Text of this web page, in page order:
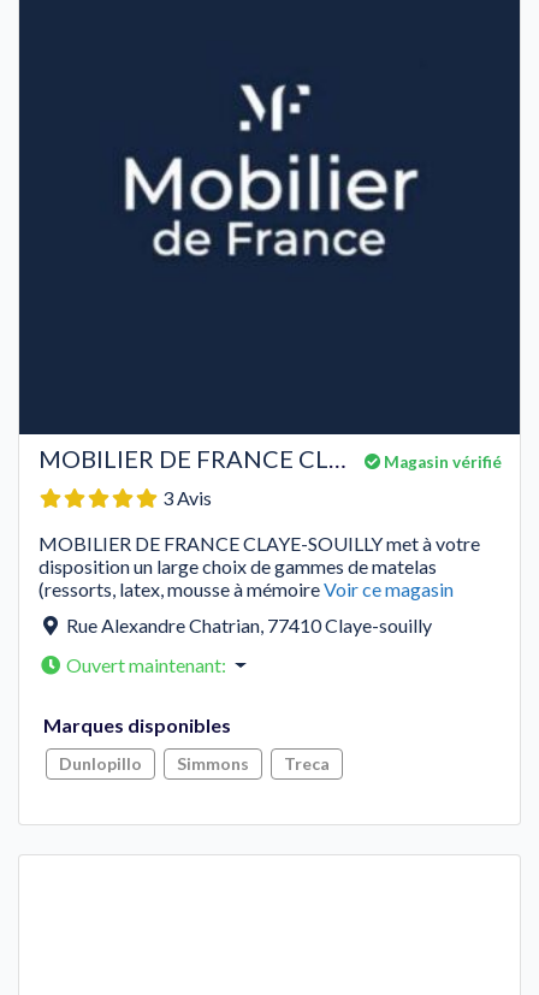
Magasin vérifié
MOBILIER DE FRANCE CLAYE-SOUILLY
3 Avis
MOBILIER DE FRANCE CLAYE-SOUILLY met à votre
disposition un large choix de gammes de matelas
(ressorts, latex, mousse à mémoireVoir ce magasin
Rue Alexandre Chatrian, 77410Claye-souilly
Ouvert maintenant:
Marques disponibles
Dunlopillo Simmons Treca